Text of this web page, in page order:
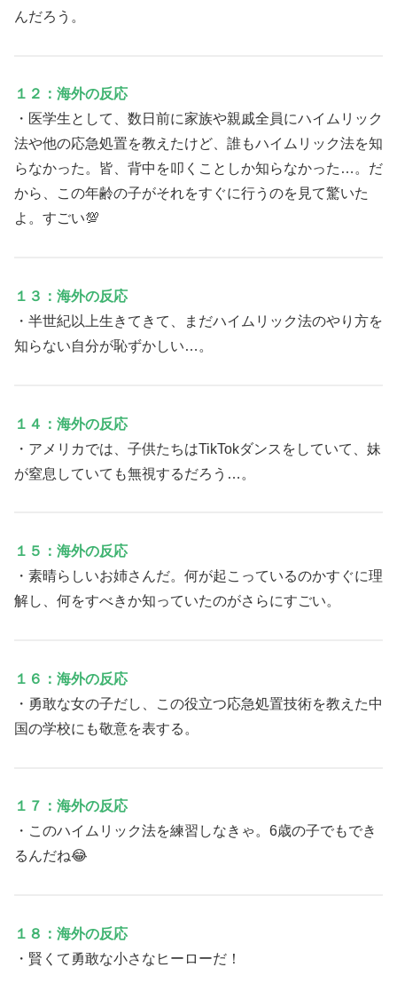
んだろう。
１２：海外の反応
・医学生として、数日前に家族や親戚全員にハイムリック
法や他の応急処置を教えたけど、誰もハイムリック法を知
らなかった。皆、背中を叩くことしか知らなかった…。だ
から、この年齢の子がそれをすぐに行うのを見て驚いた
よ。すごい💯
１３：海外の反応
・半世紀以上生きてきて、まだハイムリック法のやり方を
知らない自分が恥ずかしい…。
１４：海外の反応
・アメリカでは、子供たちはTikTokダンスをしていて、妹
が窒息していても無視するだろう…。
１５：海外の反応
・素晴らしいお姉さんだ。何が起こっているのかすぐに理
解し、何をすべきか知っていたのがさらにすごい。
１６：海外の反応
・勇敢な女の子だし、この役立つ応急処置技術を教えた中
国の学校にも敬意を表する。
１７：海外の反応
・このハイムリック法を練習しなきゃ。6歳の子でもでき
るんだね😂
１８：海外の反応
・賢くて勇敢な小さなヒーローだ！